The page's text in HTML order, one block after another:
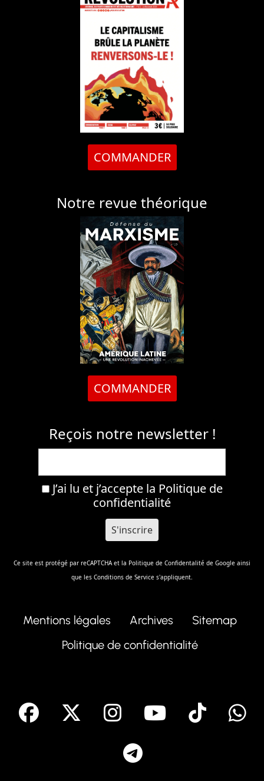
COMMANDER
Notre revue théorique
COMMANDER
Reçois notre newsletter !
J’ai lu et j’accepte la Politique de
confidentialité
Ce site est protégé par reCAPTCHA et la Politique de Confidentalité de Google ainsi
que les Conditions de Service s'appliquent.
Mentions légales Archives
Sitemap
Politique de confidentialité
facebook Instagram
Youtube
Tik